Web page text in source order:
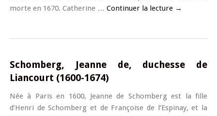
morte en 1670. Catherine … Continuer la lecture →
Schomberg, Jeanne de, duchesse de
Liancourt (1600-1674)
Née à Paris en 1600, Jeanne de Schomberg est la fille
d’Henri de Schomberg et de Françoise de l’Espinay, et la